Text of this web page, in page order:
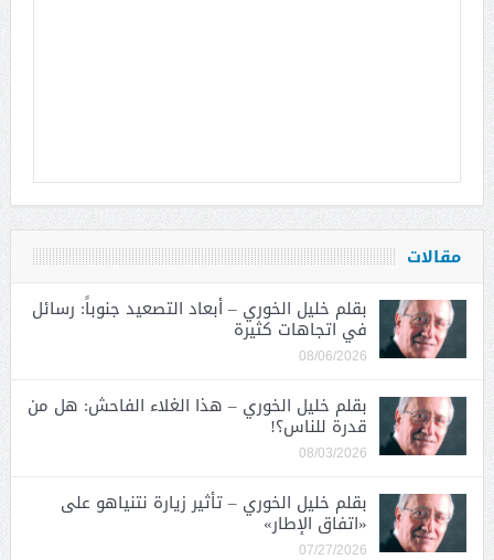
مقالات
بقلم خليل الخوري – أبعاد التصعيد جنوباً: رسائل
في اتجاهات كثيرة
08/06/2026
بقلم خليل الخوري – هذا الغلاء الفاحش: هل من
قدرة للناس؟!
08/03/2026
بقلم خليل الخوري – تأثير زيارة نتنياهو على
«اتفاق الإطار»
07/27/2026